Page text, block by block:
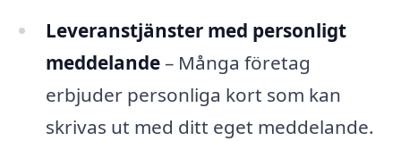
Leveranstjänster med personligt
meddelande– Många företag
erbjuder personliga kort som kan
skrivas ut med ditt eget meddelande.